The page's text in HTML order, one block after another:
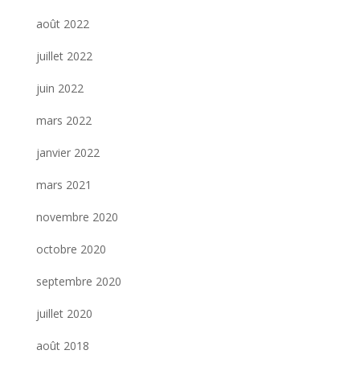
août 2022
juillet 2022
juin 2022
mars 2022
janvier 2022
mars 2021
novembre 2020
octobre 2020
septembre 2020
juillet 2020
août 2018